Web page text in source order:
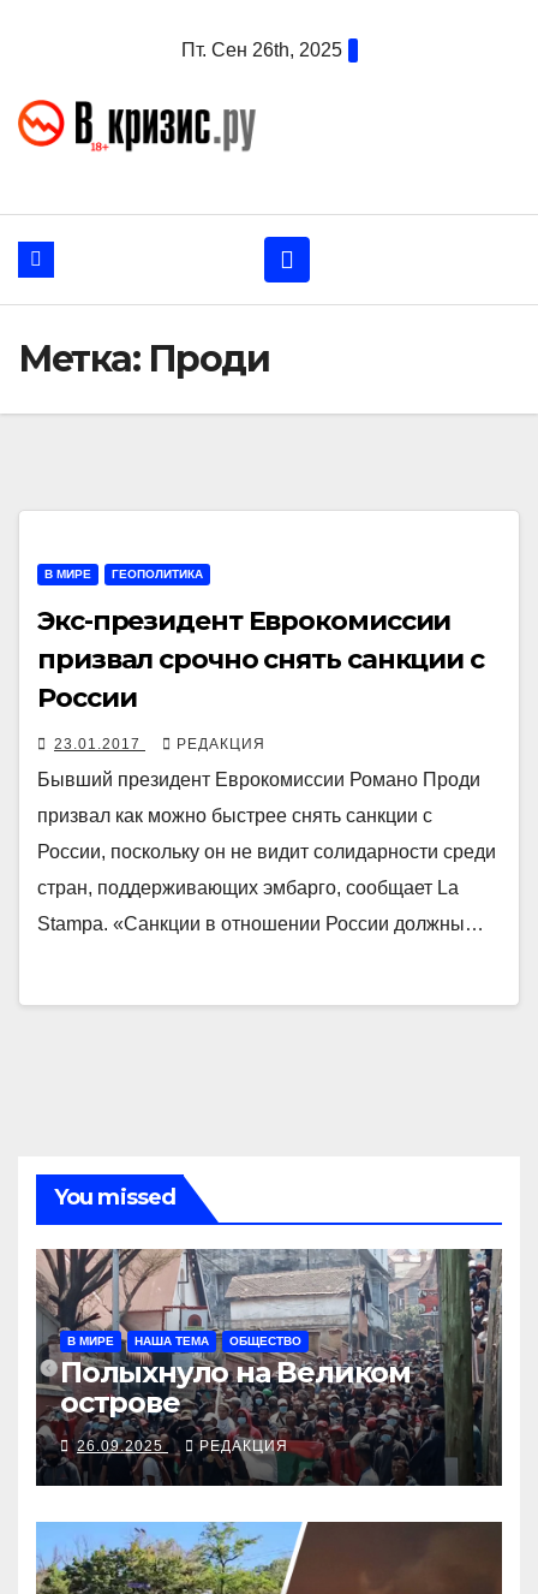
Пт. Сен 26th, 2025
Метка: Проди
В МИРЕ ГЕОПОЛИТИКА
Экс-президент Еврокомиссии
призвал срочно снять санкции с
России
23.01.2017 РЕДАКЦИЯ
Бывший президент Еврокомиссии Романо Проди
призвал как можно быстрее снять санкции с
России, поскольку он не видит солидарности среди
стран, поддерживающих эмбарго, сообщает La
Stampa. «Санкции в отношении России должны…
You missed
В МИРЕ НАША ТЕМА ОБЩЕСТВО
Полыхнуло на Великом
острове
26.09.2025 РЕДАКЦИЯ